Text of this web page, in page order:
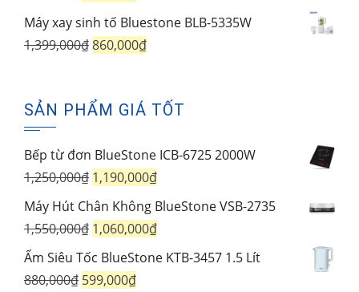
gốc
là:
hiện
tại
Máy xay sinh tố Bluestone BLB-5335W
1,399,000₫Giá
1,399,000₫.
860,000₫Giá
là:
SẢN PHẨM GIÁ TỐT
Bếp từ đơn BlueStone ICB-6725 2000W
1,250,000₫ Giá
gốc
là:
1,190,000₫Giá
hiện
tại
1,190,000₫.
Máy Hút Chân Không BlueStone VSB-2735
1,550,000₫ Giá
gốc
là:
1,060,000₫Giá
hiện
Ấm Siêu Tốc BlueStone KTB-3457 1.5 Lít
880,000₫ Giá
599,000₫Giá